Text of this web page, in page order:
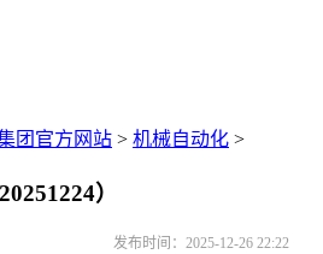
团官方网站 > 机械自动化 >
）
发布时间：2025-12-26 22:22